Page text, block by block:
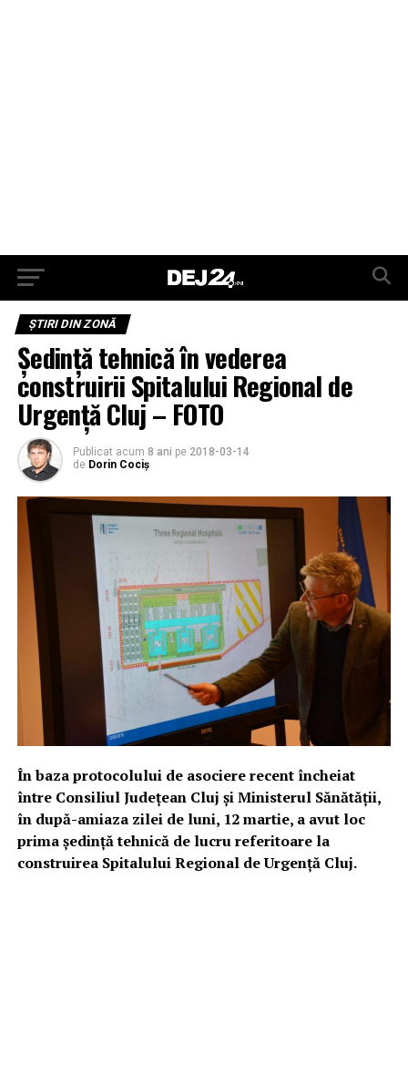
ŞTIRI DIN ZONĂ
Ședință tehnică în vederea
construirii Spitalului Regional de
Urgență Cluj – FOTO
Publicat acum 8 ani pe 2018-03-14
de Dorin Cociș
În baza protocolului de asociere recent încheiat
între Consiliul Județean Cluj și Ministerul Sănătății,
în după-amiaza zilei de luni, 12 martie, a avut loc
prima ședință tehnică de lucru referitoare la
construirea Spitalului Regional de Urgență Cluj.